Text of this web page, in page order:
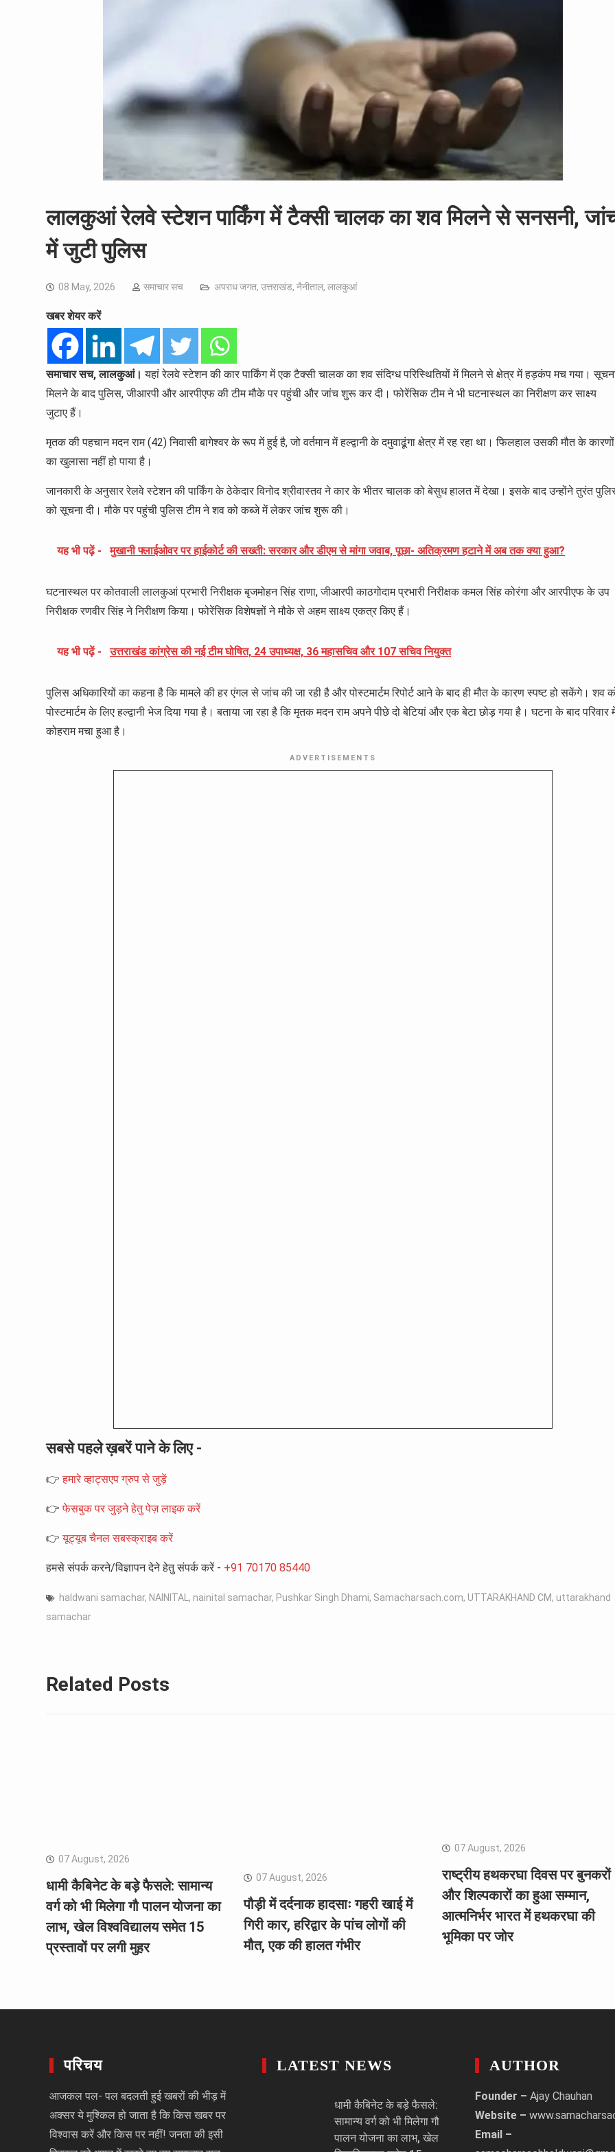
लालकुआं रेलवे स्टेशन पार्किंग में टैक्सी चालक का शव मिलने से सनसनी,
में जुटी पुलिस
08 May, 2026 समाचार सच अपराध जगत, उत्तराखंड, नैनीताल, लालकुआं
खबर शेयर करें
समाचार सच, लालकुआं। यहां रेलवे स्टेशन की कार पार्किंग में एक टैक्सी चालक का शव संदिग्ध परिस्थितियों में मिलने से क्षेत्र में हड़कंप मच गया।
मिलने के बाद पुलिस, जीआरपी और आरपीएफ की टीम मौके पर पहुंची और जांच शुरू कर दी। फोरेंसिक टीम ने भी घटनास्थल का निरीक्षण कर साक्ष्य
जुटाए हैं।
मृतक की पहचान मदन राम (42) निवासी बागेश्वर के रूप में हुई है, जो वर्तमान में हल्द्वानी के दमुवाढूंगा क्षेत्र में रह रहा था। फिलहाल उसकी मौत के कारणों
का खुलासा नहीं हो पाया है।
जानकारी के अनुसार रेलवे स्टेशन की पार्किंग के ठेकेदार विनोद श्रीवास्तव ने कार के भीतर चालक को बेसुध हालत में देखा। इसके बाद उन्होंने तुरंत
को सूचना दी। मौके पर पहुंची पुलिस टीम ने शव को कब्जे में लेकर जांच शुरू की।
यह भी पढ़ें - मुखानी फ्लाईओवर पर हाईकोर्ट की सख्ती: सरकार और डीएम से मांगा जवाब, पूछा- अतिक्रमण हटाने में अब तक क्या हुआ?
घटनास्थल पर कोतवाली लालकुआं प्रभारी निरीक्षक बृजमोहन सिंह राणा, जीआरपी काठगोदाम प्रभारी निरीक्षक कमल सिंह कोरंगा और आरपीएफ के उप
निरीक्षक रणवीर सिंह ने निरीक्षण किया। फोरेंसिक विशेषज्ञों ने मौके से अहम साक्ष्य एकत्र किए हैं।
यह भी पढ़ें - उत्तराखंड कांग्रेस की नई टीम घोषित, 24 उपाध्यक्ष, 36 महासचिव और 107 सचिव नियुक्त
पुलिस अधिकारियों का कहना है कि मामले की हर एंगल से जांच की जा रही है और पोस्टमार्टम रिपोर्ट आने के बाद ही मौत के कारण स्पष्ट हो सकेंगे। शव
पोस्टमार्टम के लिए हल्द्वानी भेज दिया गया है। बताया जा रहा है कि मृतक मदन राम अपने पीछे दो बेटियां और एक बेटा छोड़ गया है। घटना के बाद परिवार
कोहराम मचा हुआ है।
ADVERTISEMENTS
सबसे पहले ख़बरें पाने के लिए -
👉हमारे व्हाट्सएप ग्रुप से जुड़ें
👉फेसबुक पर जुड़ने हेतु पेज़ लाइक करें
👉यूट्यूब चैनल सबस्क्राइब करें
हमसे संपर्क करने/विज्ञापन देने हेतु संपर्क करें - +91 70170 85440
haldwani samachar, NAINITAL, nainital samachar, Pushkar Singh Dhami, Samacharsach.com, UTTARAKHAND CM, uttarakhand
samachar
Related Posts
07 August, 2026
धामी कैबिनेट के बड़े फैसले: सामान्य
वर्ग को भी मिलेगा गौ पालन योजना का
लाभ, खेल विश्वविद्यालय समेत 15
प्रस्तावों पर लगी मुहर
07 August, 2026
पौड़ी में दर्दनाक हादसाः गहरी खाई में
गिरी कार, हरिद्वार के पांच लोगों की
मौत, एक की हालत गंभीर
07 August, 2026
राष्ट्रीय हथकरघा दिवस पर बुनकरों
और शिल्पकारों का हुआ सम्मान,
आत्मनिर्भर भारत में हथकरघा की
भूमिका पर जोर
परिचय
आजकल पल- पल बदलती हुई खबरों की भीड़ में
अक्सर ये मुश्किल हो जाता है कि किस खबर पर
विश्वास करें और किस पर नहीं! जनता की इसी
LATEST NEWS
धामी कैबिनेट के बड़े फैसले:
सामान्य वर्ग को भी मिलेगा गौ
पालन योजना का लाभ, खेल
AUTHOR
Founder – Ajay Chauhan
Website –
Email –